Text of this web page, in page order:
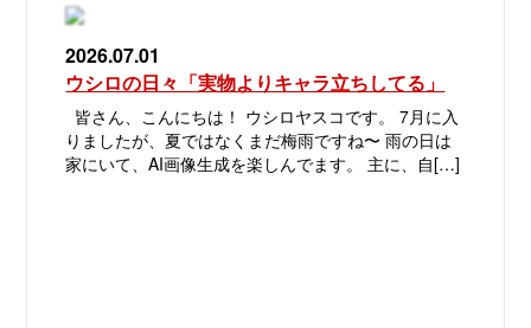
2026.07.01
ウシロの日々「実物よりキャラ立ちしてる」
皆さん、こんにちは！ ウシロヤスコです。 7月に入
りましたが、夏ではなくまだ梅雨ですね〜 雨の日は
家にいて、AI画像生成を楽しんでます。 主に、自[…]